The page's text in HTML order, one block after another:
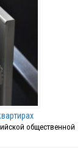
общественной